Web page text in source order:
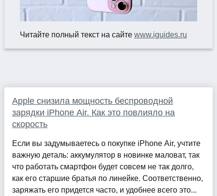
Читайте полный текст на сайте www.iguides.ru
Apple снизила мощность беспроводной
зарядки iPhone Air. Как это повлияло на
скорость
Если вы задумываетесь о покупке iPhone Air, учтите
важную деталь: аккумулятор в новинке маловат, так
что работать смартфон будет совсем не так долго,
как его старшие братья по линейке. Соответственно,
заряжать его придется часто, и удобнее всего это...